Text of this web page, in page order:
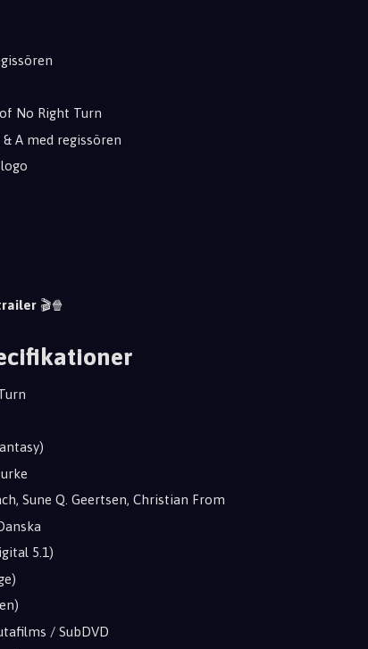
No Right Turn
A med regissören
🎬🍿
Sune Q. Geertsen, Christian From
5.1)
/ SubDVD